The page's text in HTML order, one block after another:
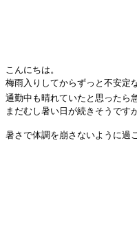
こんにちは。
梅雨入りしてからずっと不安定
通勤中も晴れていたと思ったら
まだむし暑い日が続きそうですが
暑さで体調を崩さないように過